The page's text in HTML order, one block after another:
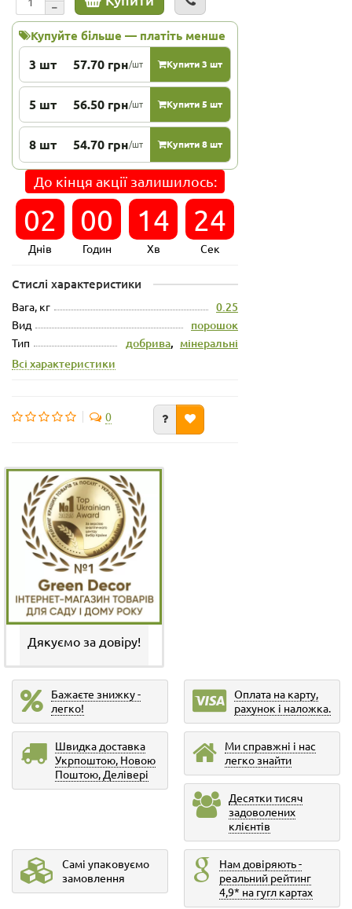
Купуйте більше — платіть менше
3 шт 57.70 грн/шт Купити 3 шт
5 шт 56.50 грн/шт Купити 5 шт
8 шт 54.70 грн/шт Купити 8 шт
До кінця акції залишилось:
02
Днів
00
Годин
14
Хв
23
Сек
Стислі характеристики
Вага, кг 0.25
Вид порошок
Тип добрива, мінеральні
Всі характеристики
0
Дякуємо за довіру!
Бажаєте знижку -
легко!
Оплата на карту,
рахунок і наложка.
Швидка доставка
Укрпоштою, Новою
Поштою, Делівері
Ми справжні і нас
легко знайти
Десятки тисяч
задоволених
клієнтів
Самі упаковуємо
замовлення
Нам довіряють -
реальний рейтинг
4,9* на гугл картах